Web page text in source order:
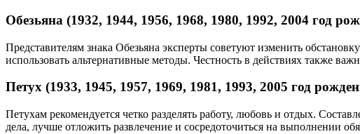
Обезьяна (1932, 1944, 1956, 1968, 1980, 1992, 2004 год
Представителям знака Обезьяна эксперты советуют изменить
использовать альтернативные методы. Честность в действиях также
Петух (1933, 1945, 1957, 1969, 1981, 1993, 2005 год
Петухам рекомендуется четко разделять работу, любовь и отдых.
дела, лучше отложить развлечение и сосредоточиться на выполнении